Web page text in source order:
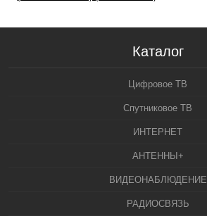
Каталог
Цифровое ТВ
Спутниковое ТВ
ИНТЕРНЕТ
АНТЕННЫ+
ВИДЕОНАБЛЮДЕНИЕ
РАДИОСВЯЗЬ